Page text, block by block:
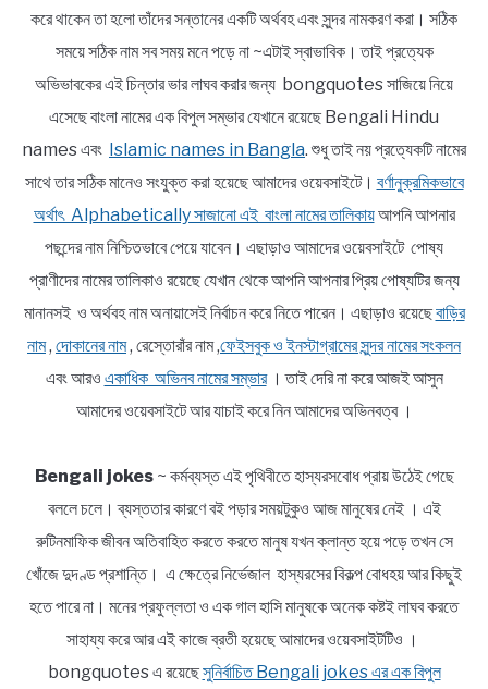
করে থাকেন তা হলো তাঁদের সন্তানের একটি অর্থবহ এবং সুন্দর নামকরণ করা। সঠিক
সময়ে সঠিক নাম সব সময় মনে পড়ে না ~এটাই স্বাভাবিক। তাই প্রত্যেক
অভিভাবকের এই চিন্তার ভার লাঘব করার জন্য bongquotes সাজিয়ে নিয়ে
এসেছে বাংলা নামের এক বিপুল সম্ভার যেখানে রয়েছে Bengali Hindu
names এবং Islamic names in Bangla. শুধু তাই নয় প্রত্যেকটি নামের
সাথে তার সঠিক মানেও সংযুক্ত করা হয়েছে আমাদের ওয়েবসাইটে। বর্ণানুক্রমিকভাবে
অর্থাৎ Alphabetically সাজানো এই বাংলা নামের তালিকায়আপনি আপনার
পছন্দের নাম নিশ্চিতভাবে পেয়ে যাবেন। এছাড়াও আমাদের ওয়েবসাইটে পোষ্য
প্রাণীদের নামের তালিকাও রয়েছে যেখান থেকে আপনি আপনার প্রিয় পোষ্যটির জন্য
মানানসই ও অর্থবহ নাম অনায়াসেই নির্বাচন করে নিতে পারেন। এছাড়াও রয়েছেবাড়ির
নাম, দোকানের নাম, রেস্তোরাঁর নাম ,ফেইসবুক ও ইনস্টাগ্রামের সুন্দর নামের সংকলন
এবং আরও একাধিক অভিনব নামের সম্ভার। তাই দেরি না করে আজই আসুন
আমাদের ওয়েবসাইটে আর যাচাই করে নিন আমাদের অভিনবত্ব ।
Bengali jokes~ কর্মব্যস্ত এই পৃথিবীতে হাস্যরসবোধ প্রায় উঠেই গেছে
বললে চলে। ব্যস্ততার কারণে বই পড়ার সময়টুকুও আজ মানুষের নেই । এই
রুটিনমাফিক জীবন অতিবাহিত করতে করতে মানুষ যখন ক্লান্ত হয়ে পড়ে তখন সে
খোঁজে দুদণ্ড প্রশান্তি। এ ক্ষেত্রে নির্ভেজাল হাস্যরসের বিকল্প বোধহয় আর কিছুই
হতে পারে না। মনের প্রফুল্লতা ও এক গাল হাসি মানুষকে অনেক কষ্টই লাঘব করতে
সাহায্য করে আর এই কাজে ব্রতী হয়েছে আমাদের ওয়েবসাইটটিও ।
bongquotes এ রয়েছেসুনির্বাচিত Bengali jokes এর এক বিপুল